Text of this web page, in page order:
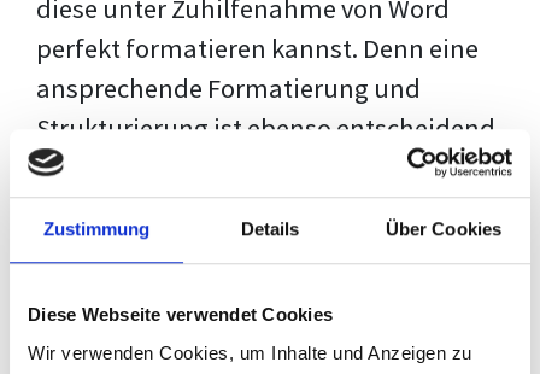
Zustimmung Details Über Cookies
Diese Webseite verwendet Cookies
Wir verwenden Cookies, um Inhalte und Anzeigen zu
diese unter Zuhilfenahme von Word
perfekt formatieren kannst. Denn eine
ansprechende Formatierung und
Strukturierung ist ebenso entscheidend
wie der Inhalt selbst. Jeder Prüfer hat
eigene Erwartungen, und unsere
Schulung ist so konzipiert, dass sie dir
deiner individuellen Vorlage zeigt,
anstatt eine Einheitslösung zu bieten.